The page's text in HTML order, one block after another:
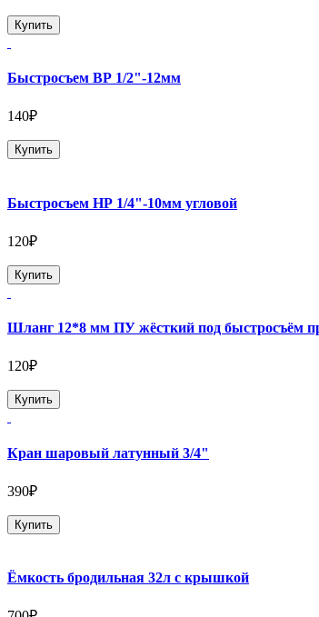
Купить
Быстросъем ВР 1/2"-12мм
140₽
Купить
Быстросъем НР 1/4"-10мм угловой
120₽
Купить
Шланг 12*8 мм ПУ жёсткий под быстросъём
120₽
Купить
Кран шаровый латунный 3/4"
390₽
Купить
Ёмкость бродильная 32л с крышкой